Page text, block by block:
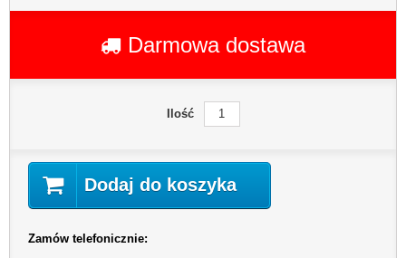
Darmowa dostawa
Ilość
Dodaj do koszyka
Zamów telefonicznie: